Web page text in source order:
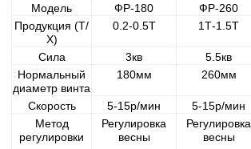
Модель ФР-180 ФР-260
Продукция (Т/
Х)
0.2-0.5Т 1Т-1.5Т
Сила 3кв 5.5кв
Нормальный
диаметр винта
180мм 260мм
Скорость 5-15р/мин 5-15р/мин
Метод
регулировки
Регулировка
весны
Регулировка
весны